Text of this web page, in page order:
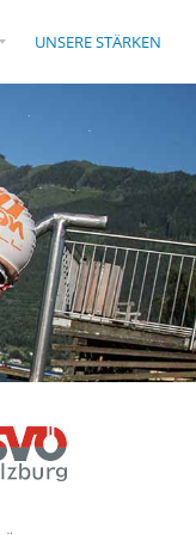
UNSERE STÄRKEN